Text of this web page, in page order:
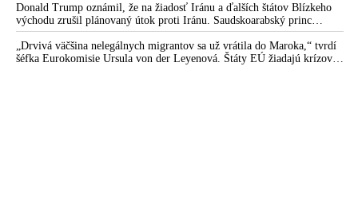
Donald Trump oznámil, že na žiadosť Iránu a ďalších štátov Blízkeho
východu zrušil plánovaný útok proti Iránu. Saudskoarabský princ
medzitým varoval amerického prezidenta pred ďalšou eskaláciou
konfliktu
„Drvivá väčšina nelegálnych migrantov sa už vrátila do Maroka,“ tvrdí
šéfka Eurokomisie Ursula von der Leyenová. Štáty EÚ žiadajú krízové